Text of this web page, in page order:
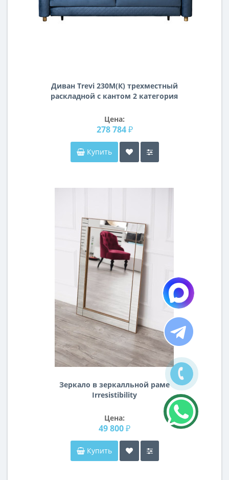
Диван Trevi 230М(К) трехместный
раскладной с кантом 2 категория
Цена:
278 784 ₽
Купить
Зеркало в зеркалльной раме
Irresistibility
Цена:
49 800 ₽
Купить